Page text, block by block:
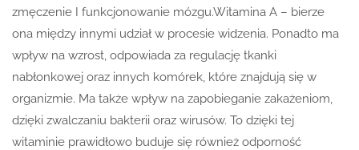
zmęczenie I funkcjonowanie mózgu.Witamina A – bierze
ona między innymi udział w procesie widzenia. Ponadto ma
wpływ na wzrost, odpowiada za regulację tkanki
nabłonkowej oraz innych komórek, które znajdują się w
organizmie. Ma także wpływ na zapobieganie zakażeniom,
dzięki zwalczaniu bakterii oraz wirusów. To dzięki tej
witaminie prawidłowo buduje się również odporność